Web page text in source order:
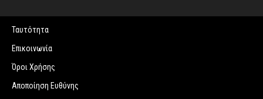
Ταυτότητα
Επικοινωνία
Όροι Χρήσης
Αποποίηση Ευθύνης